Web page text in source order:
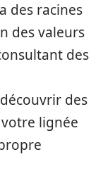
des racines
des valeurs
des
des
lignée